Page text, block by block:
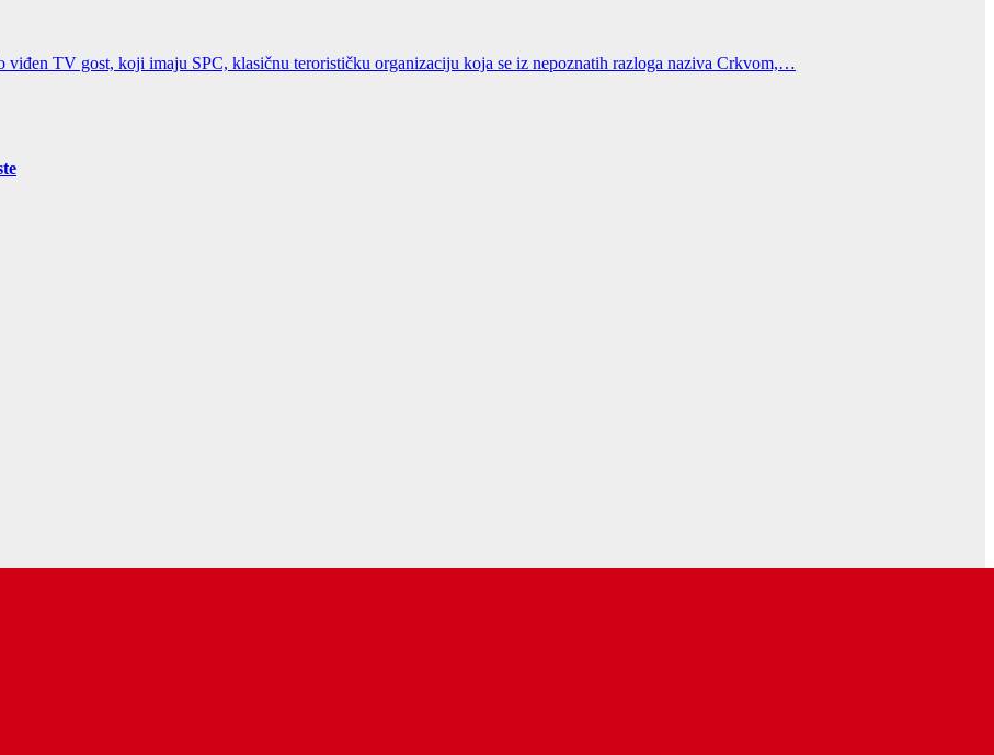
viđen TV gost, koji imaju SPC, klasičnu terorističku organizaciju koja se iz nepoznatih razloga naziva Crkvom,…